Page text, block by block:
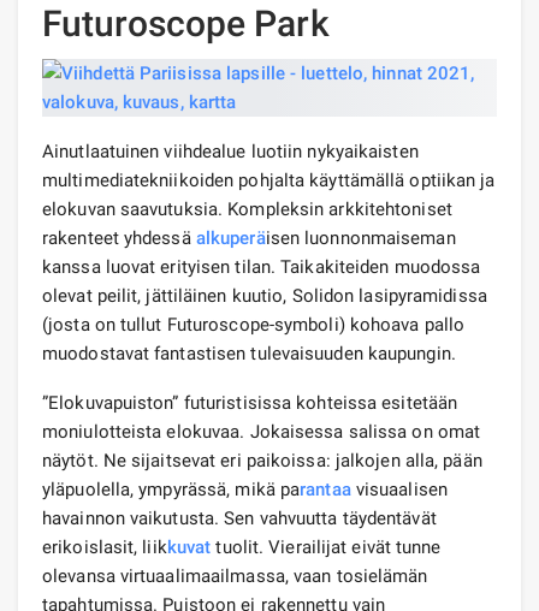
Futuroscope Park
Ainutlaatuinen viihdealue luotiin nykyaikaisten
multimediatekniikoiden pohjalta käyttämällä optiikan ja
elokuvan saavutuksia. Kompleksin arkkitehtoniset
rakenteet yhdessä alkuperäisen luonnonmaiseman
kanssa luovat erityisen tilan. Taikakiteiden muodossa
olevat peilit, jättiläinen kuutio, Solidon lasipyramidissa
(josta on tullut Futuroscope-symboli) kohoava pallo
muodostavat fantastisen tulevaisuuden kaupungin.
”Elokuvapuiston” futuristisissa kohteissa esitetään
moniulotteista elokuvaa. Jokaisessa salissa on omat
näytöt. Ne sijaitsevat eri paikoissa: jalkojen alla, pään
yläpuolella, ympyrässä, mikä parantaavisuaalisen
havainnon vaikutusta. Sen vahvuutta täydentävät
erikoislasit, liikkuvat tuolit. Vierailijat eivät tunne
olevansa virtuaalimaailmassa, vaan tosielämän
tapahtumissa. Puistoon ei rakennettu vain